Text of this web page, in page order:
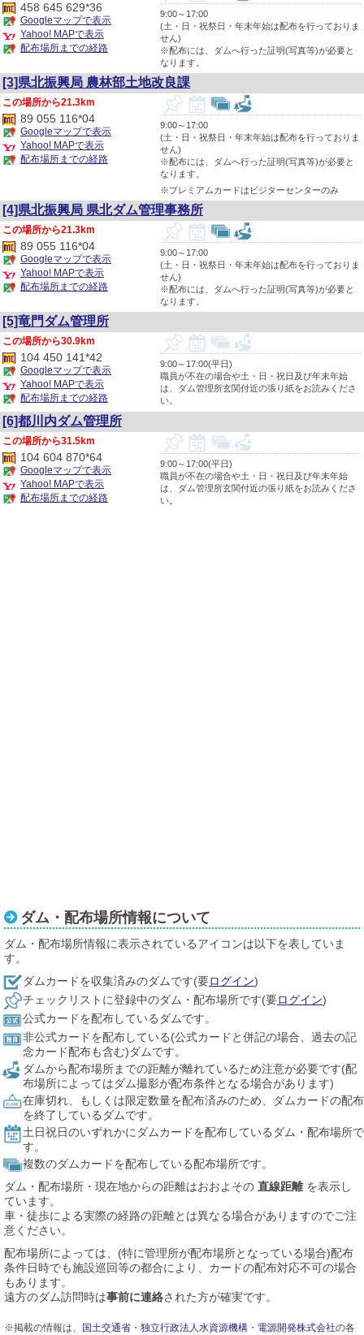
9:00～17:00
(土・日・祝祭日・年末年始は配布を行っておりま
せん)
※配布には、ダムへ行った証明(写真等)が必要と
なります。
458 645 629*36
Googleマップで表示
Yahoo! MAPで表示
配布場所までの経路
[3]県北振興局 農林部土地改良課
9:00～17:00
(土・日・祝祭日・年末年始は配布を行っておりま
せん)
※配布には、ダムへ行った証明(写真等)が必要と
なります。
※プレミアムカードはビジターセンターのみ
21.3km
89 055 116*04
Googleマップで表示
Yahoo! MAPで表示
配布場所までの経路
[4]県北振興局 県北ダム管理事務所
9:00～17:00
(土・日・祝祭日・年末年始は配布を行っておりま
せん)
※配布には、ダムへ行った証明(写真等)が必要と
なります。
21.3km
89 055 116*04
Googleマップで表示
Yahoo! MAPで表示
配布場所までの経路
[5]竜門ダム管理所
9:00～17:00(平日)
職員が不在の場合や土・日・祝日及び年末年始
は、ダム管理所玄関付近の張り紙をお読みくださ
い。
30.9km
104 450 141*42
Googleマップで表示
Yahoo! MAPで表示
配布場所までの経路
[6]都川内ダム管理所
9:00～17:00(平日)
職員が不在の場合や土・日・祝日及び年末年始
は、ダム管理所玄関付近の張り紙をお読みくださ
い。
31.5km
104 604 870*64
Googleマップで表示
Yahoo! MAPで表示
配布場所までの経路
ダム・配布場所情報について
ダム・配布場所情報に表示されているアイコンは以下を表していま
す。
ダムカードを収集済みのダムです(要ログイン)
チェックリストに登録中のダム・配布場所です(要ログイン)
公式カードを配布しているダムです。
非公式カードを配布している(公式カードと併記の場合、過去の記
念カード配布も含む)ダムです。
ダムから配布場所までの距離が離れているため注意が必要です(配
布場所によってはダム撮影が配布条件となる場合があります)
在庫切れ、もしくは限定数量を配布済みのため、ダムカードの配布
を終了しているダムです。
土日祝日のいずれかにダムカードを配布しているダム・配布場所で
す。
複数のダムカードを配布している配布場所です。
ダム・配布場所・現在地からの距離はおおよその 直線距離を表示し
ています。
車・徒歩による実際の経路の距離とは異なる場合がありますのでご注
意ください。
配布場所によっては、(特に管理所が配布場所となっている場合)配布
条件日時でも施設巡回等の都合により、カードの配布対応不可の場合
もあります。
遠方のダム訪問時は事前に連絡された方が確実です。
※掲載の情報は、 国土交通省 ・ 独立行政法人水資源機構 ・ 電源開発株式会社の各